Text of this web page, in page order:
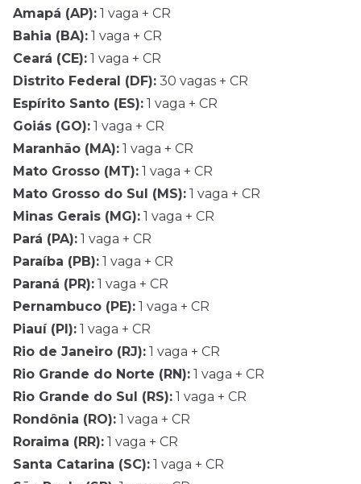
Amapá (AP): 1 vaga + CR
Bahia (BA): 1 vaga + CR
Ceará (CE): 1 vaga + CR
Distrito Federal (DF): 30 vagas + CR
Espírito Santo (ES): 1 vaga + CR
Goiás (GO): 1 vaga + CR
Maranhão (MA): 1 vaga + CR
Mato Grosso (MT): 1 vaga + CR
Mato Grosso do Sul (MS): 1 vaga + CR
Minas Gerais (MG): 1 vaga + CR
Pará (PA): 1 vaga + CR
Paraíba (PB): 1 vaga + CR
Paraná (PR): 1 vaga + CR
Pernambuco (PE): 1 vaga + CR
Piauí (PI): 1 vaga + CR
Rio de Janeiro (RJ): 1 vaga + CR
Rio Grande do Norte (RN): 1 vaga + CR
Rio Grande do Sul (RS): 1 vaga + CR
Rondônia (RO): 1 vaga + CR
Roraima (RR): 1 vaga + CR
Santa Catarina (SC): 1 vaga + CR